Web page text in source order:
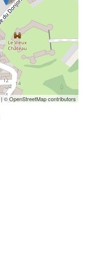
| © OpenStreetMap contributors